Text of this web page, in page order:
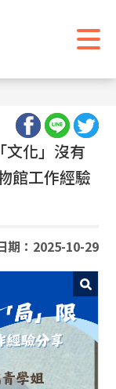
化」沒有
館工作經驗
期：2025-10-29